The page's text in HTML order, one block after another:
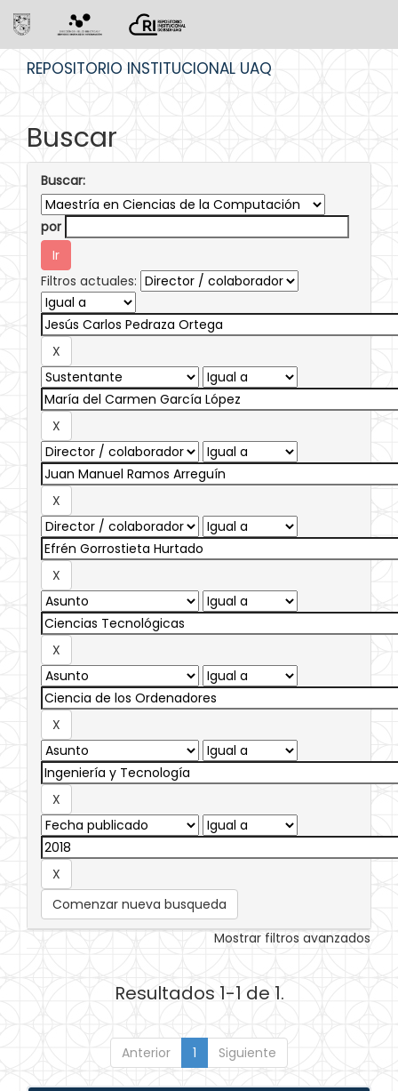
REPOSITORIO INSTITUCIONAL UAQ
Buscar
Buscar:
por
Filtros actuales:
Comenzar nueva busqueda
Mostrar filtros avanzados
Resultados 1-1 de 1.
Anterior 1 Siguiente